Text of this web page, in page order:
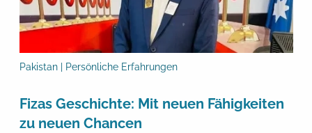
Pakistan | Persönliche Erfahrungen
Fizas Geschichte: Mit neuen Fähigkeiten
zu neuen Chancen